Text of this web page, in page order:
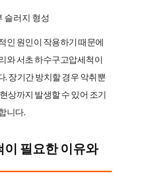
슬러지 형성
인 원인이 작용하기 때문에
와 서초 하수구고압세척이
. 장기간 방치할 경우 악취뿐
상까지 발생할 수 있어 조기
니다.
이 필요한 이유와